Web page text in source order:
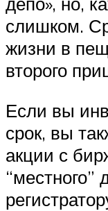
слишком.
жизни в
второго
Если вы
срок, вы
акции с
“местного”